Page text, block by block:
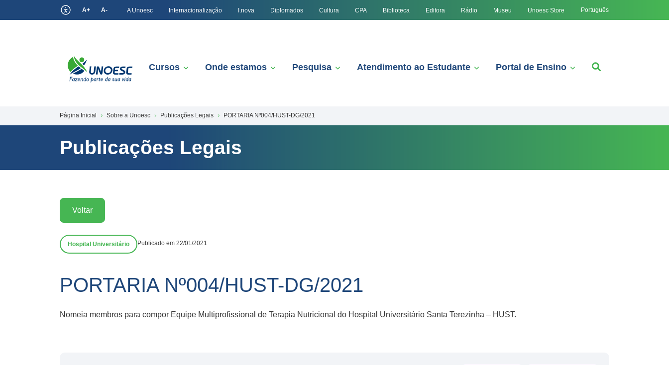
A+ A- A Unoesc Internacionalização I.nova Diplomados Cultura CPA Biblioteca Editora Rádio Museu Unoesc Store Português
Cursos Onde estamos Pesquisa Atendimento ao Estudante Portal de Ensino
Página Inicial Sobre a Unoesc Publicações Legais PORTARIA Nº004/HUST-DG/2021
Publicações Legais
Voltar
Hospital Universitário Publicado em 22/01/2021
PORTARIA Nº004/HUST-DG/2021
Nomeia membros para compor Equipe Multiprofissional de Terapia Nutricional do Hospital Universitário Santa Terezinha – HUST.